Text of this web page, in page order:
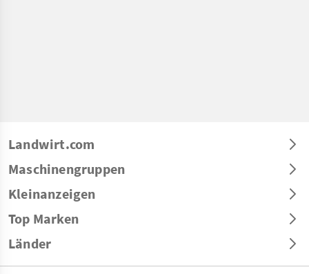
Landwirt.com
Maschinengruppen
Kleinanzeigen
Top Marken
Länder